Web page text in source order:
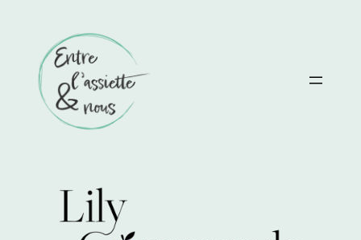
contenu